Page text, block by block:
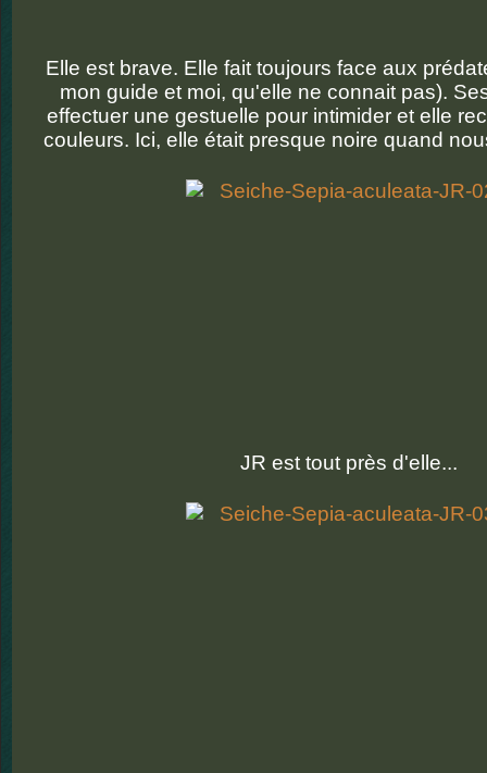
Elle est brave. Elle fait toujours face aux
mon guide et moi, qu'elle ne connait pas).
effectuer une gestuelle pour intimider et elle
couleurs. Ici, elle était presque noire quand
JR est tout près d'elle...